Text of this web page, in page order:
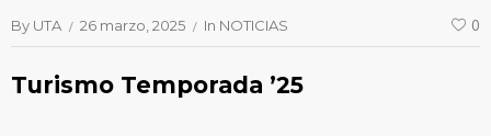
By UTA 26 marzo, 2025 In NOTICIAS 0
Turismo Temporada ’25